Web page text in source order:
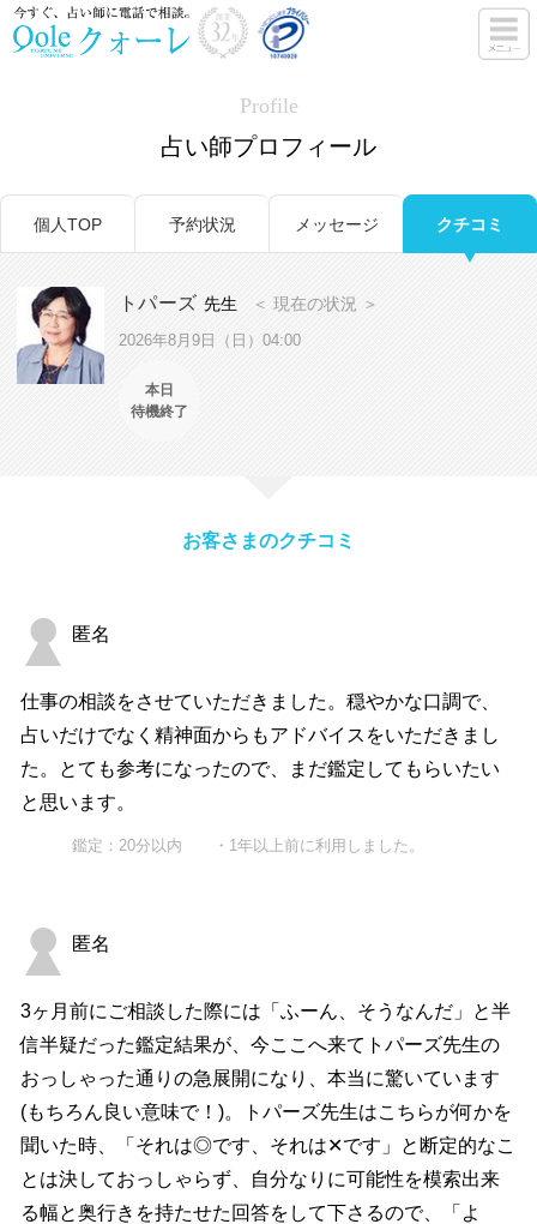
Profile
占い師プロフィール
個人TOP 予約状況 メッセージ クチコミ
トパーズ 先生 ＜ 現在の状況 ＞
2026年8月9日（日）04:00
本日
待機終了
お客さまのクチコミ
匿名
仕事の相談をさせていただきました。穏やかな口調で、
占いだけでなく精神面からもアドバイスをいただきまし
た。とても参考になったので、まだ鑑定してもらいたい
と思います。
鑑定：20分以内 ・1年以上前に利用しました。
匿名
3ヶ月前にご相談した際には「ふーん、そうなんだ」と半
信半疑だった鑑定結果が、今ここへ来てトパーズ先生の
おっしゃった通りの急展開になり、本当に驚いています
(もちろん良い意味で！)。トパーズ先生はこちらが何かを
聞いた時、「それは◎です、それは✕です」と断定的なこ
とは決しておっしゃらず、自分なりに可能性を模索出来
る幅と奥行きを持たせた回答をして下さるので、「よ